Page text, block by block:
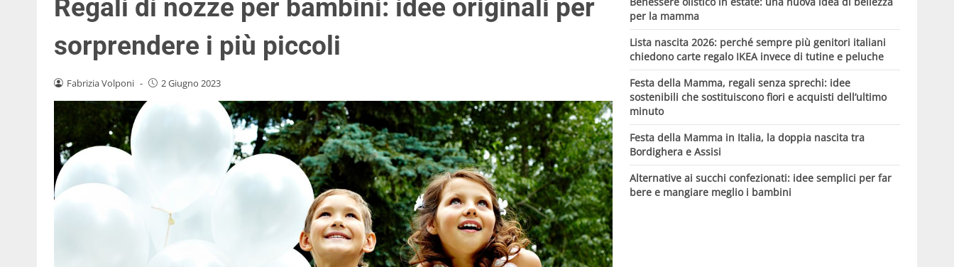
Regali di nozze per bambini: idee originali per
sorprendere i più piccoli
Fabrizia Volponi - 2 Giugno 2023
per la mamma
Lista nascita 2026: perché sempre più genitori italiani
chiedono carte regalo IKEA invece di tutine e peluche
Festa della Mamma, regali senza sprechi: idee
sostenibili che sostituiscono fiori e acquisti dell’ultimo
minuto
Festa della Mamma in Italia, la doppia nascita tra
Bordighera e Assisi
Alternative ai succhi confezionati: idee semplici per far
bere e mangiare meglio i bambini